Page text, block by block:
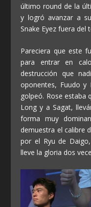
último round de la
y logró avanzar a
Snake Eyez fuera del
Pareciera que este
para entrar en
destrucción que
oponentes, Fuudo y
golpeó. Rose estaba
Long y a Sagat,
forma muy
demuestra el calibre
por el Ryu de
lleve la gloria dos